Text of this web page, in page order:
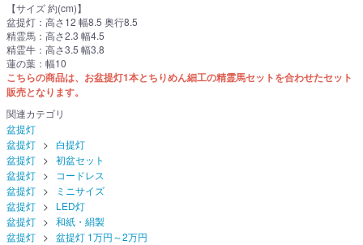
【サイズ 約(cm)】
盆提灯：高さ12 幅8.5 奥行8.5
精霊馬：高さ2.3 幅4.5
精霊牛：高さ3.5 幅3.8
蓮の葉：幅10
こちらの商品は、お盆提灯1本とちりめん細工の精霊馬セットを合わせたセット
販売となります。
関連カテゴリ
盆提灯
盆提灯
白提灯
盆提灯
初盆セット
盆提灯
コードレス
盆提灯
ミニサイズ
盆提灯
LED灯
盆提灯
和紙・絹製
盆提灯
盆提灯 1万円～2万円